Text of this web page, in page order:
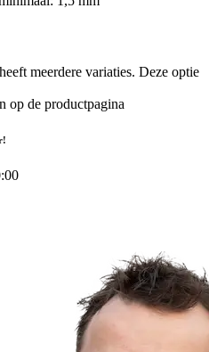
meerdere variaties. Deze optie
op de productpagina